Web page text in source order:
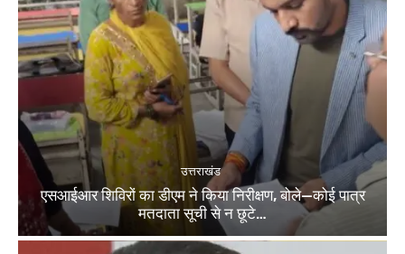
उत्तराखंड
एसआईआर शिविरों का डीएम ने किया निरीक्षण, बोले—कोई पात्र
मतदाता सूची से न छूटे…